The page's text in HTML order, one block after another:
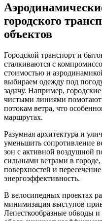
городского
объектов
Городской транспорт и
сталкиваются с
стоимостью и
выбираем одежду под
задачу. Например,
чистыми линиями
потокам ветра, что
маршрутах.
Разумная архитектура и
уменьшить сопротивление
зон с активной воздушной
сильными ветрами в
поверхностей и
энергоэффективность.
В велосипедных проектах
минимизация выступов
Лепесткообразные обводы и